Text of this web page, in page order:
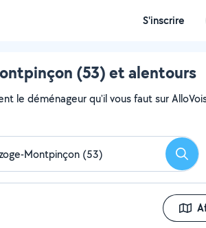
S'inscrire
(53) et alentours
le déménageur qu'il vous faut sur